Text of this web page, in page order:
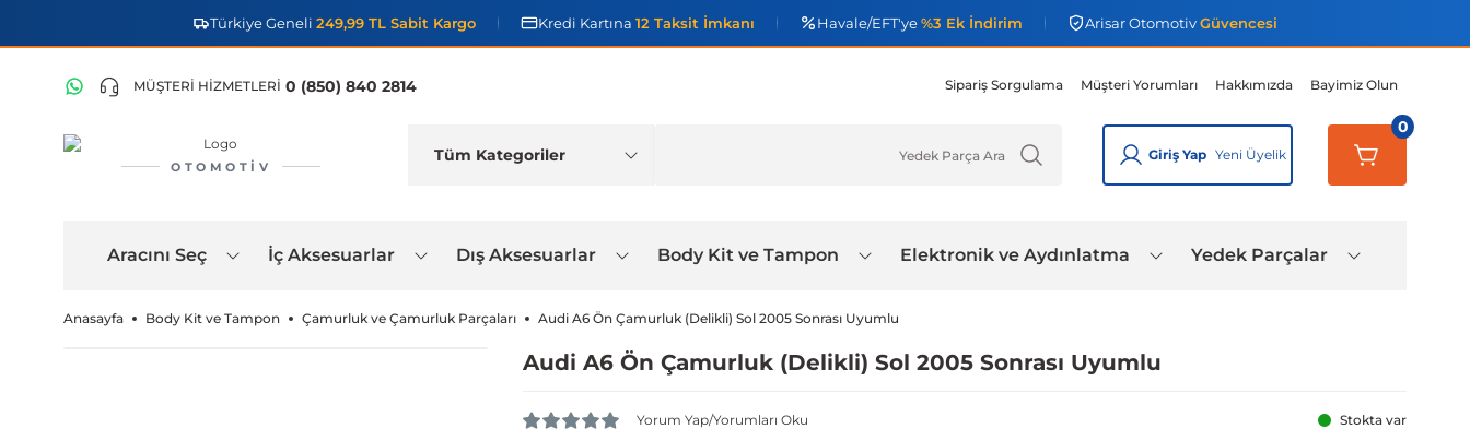
Türkiye Geneli 249,99 TL Sabit Kargo Kredi Kartına 12 Taksit İmkanı Havale/EFT'ye%3 Ek İndirim Arisar OtomotivGüvencesi
MÜŞTERİ HİZMETLERİ 0 (850) 840 2814 Sipariş Sorgulama Müşteri Yorumları Hakkımızda Bayimiz Olun
OTOMOTIV
Giriş Yap Yeni Üyelik
0
Aracını Seç İç Aksesuarlar Dış Aksesuarlar Body Kit ve Tampon Elektronik ve Aydınlatma Yedek Parçalar
Anasayfa Body Kit ve Tampon Çamurluk ve Çamurluk Parçaları Audi A6 Ön Çamurluk (Delikli) Sol 2005 Sonrası Uyumlu
Audi A6 Ön Çamurluk (Delikli) Sol 2005 Sonrası Uyumlu
Yorum Yap/Yorumları Oku Stokta var